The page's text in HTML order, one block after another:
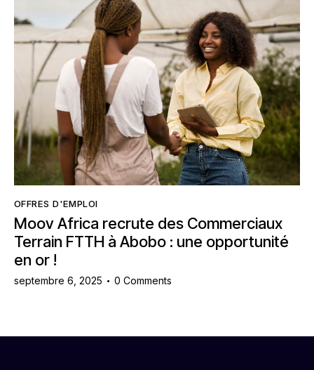
OFFRES D'EMPLOI
Moov Africa recrute des Commerciaux
Terrain FTTH à Abobo : une opportunité
en or !
septembre 6, 2025 0 Comments